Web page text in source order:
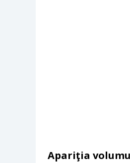
Apariţia